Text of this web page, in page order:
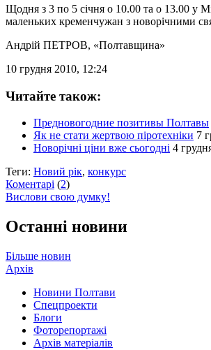
Щодня з 3 по 5 січня о 10.00 та о 13.00 у
маленьких кременчужан з новорічними
Андрій ПЕТРОВ, «Полтавщина»
10 грудня 2010, 12:24
Читайте також:
Предновогодние позитивы Полтавы
Як не стати жертвою піротехніки 7
Новорічні ціни вже сьогодні 4
Теги: Новий рік, конкурс
Коментарі (2)
Вислови свою думку!
Останні новини
Більше новин
Архів
Новини Полтави
Спецпроекти
Блоги
Фоторепортажі
Архів матеріалів